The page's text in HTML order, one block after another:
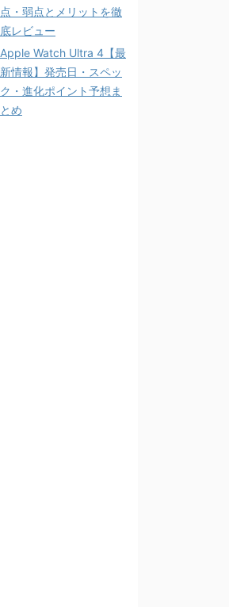
点・弱点とメリットを徹
底レビュー
Apple Watch Ultra 4【最
新情報】発売日・スペッ
ク・進化ポイント予想ま
とめ